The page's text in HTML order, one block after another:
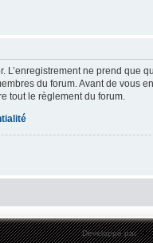
L’enregistrement ne prend que
du forum. Avant de vous
tout le règlement du forum.
Développé par